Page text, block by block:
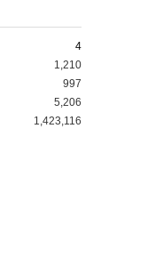
4
1,210
997
5,206
1,423,116